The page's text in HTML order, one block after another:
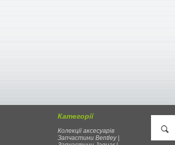
Категорії
Колекції аксесуарів
Запчастини Bentley |